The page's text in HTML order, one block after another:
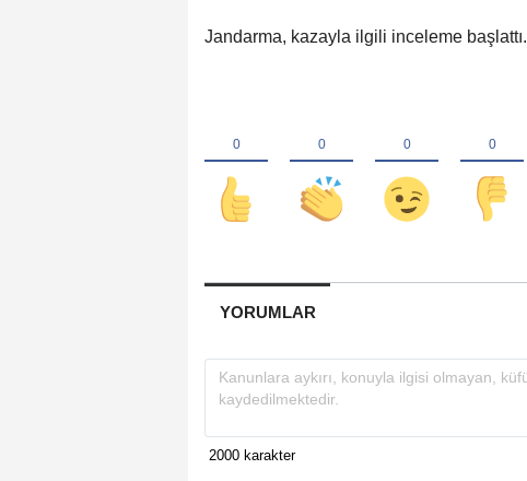
Jandarma, kazayla ilgili inceleme başlattı.
YORUMLAR